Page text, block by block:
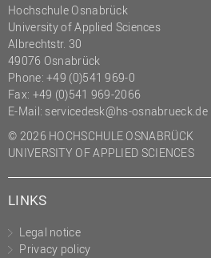
Studierendensekretariat
Studium und Lehre
Transfer- und
Innovationsmanagement
Hochschule Osnabrück
University of Applied Sciences
Albrechtstr. 30
49076 Osnabrück
Phone: +49 (0)541 969-0
Fax: +49 (0)541 969-2066
E-Mail: servicedesk@hs-osnabrueck.de
© 2026 HOCHSCHULE OSNABRÜCK
UNIVERSITY OF APPLIED SCIENCES
LINKS
Legal notice
Privacy policy